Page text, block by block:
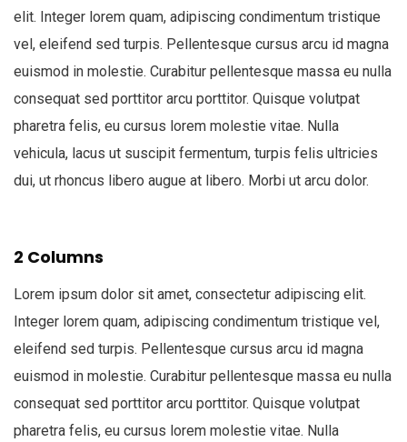
elit. Integer lorem quam, adipiscing condimentum tristique
vel, eleifend sed turpis. Pellentesque cursus arcu id magna
euismod in molestie. Curabitur pellentesque massa eu nulla
consequat sed porttitor arcu porttitor. Quisque volutpat
pharetra felis, eu cursus lorem molestie vitae. Nulla
vehicula, lacus ut suscipit fermentum, turpis felis ultricies
dui, ut rhoncus libero augue at libero. Morbi ut arcu dolor.
2 Columns
Lorem ipsum dolor sit amet, consectetur adipiscing elit.
Integer lorem quam, adipiscing condimentum tristique vel,
eleifend sed turpis. Pellentesque cursus arcu id magna
euismod in molestie. Curabitur pellentesque massa eu nulla
consequat sed porttitor arcu porttitor. Quisque volutpat
pharetra felis, eu cursus lorem molestie vitae. Nulla